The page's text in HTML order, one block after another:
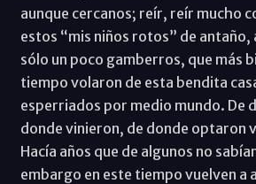
aunque cercanos; reír, reír mucho
estos “mis niños rotos” de antaño,
sólo un poco gamberros, que más
tiempo volaron de esta bendita
esperriados por medio mundo. De
donde vinieron, de donde optaron
Hacía años que de algunos no
embargo en este tiempo vuelven a